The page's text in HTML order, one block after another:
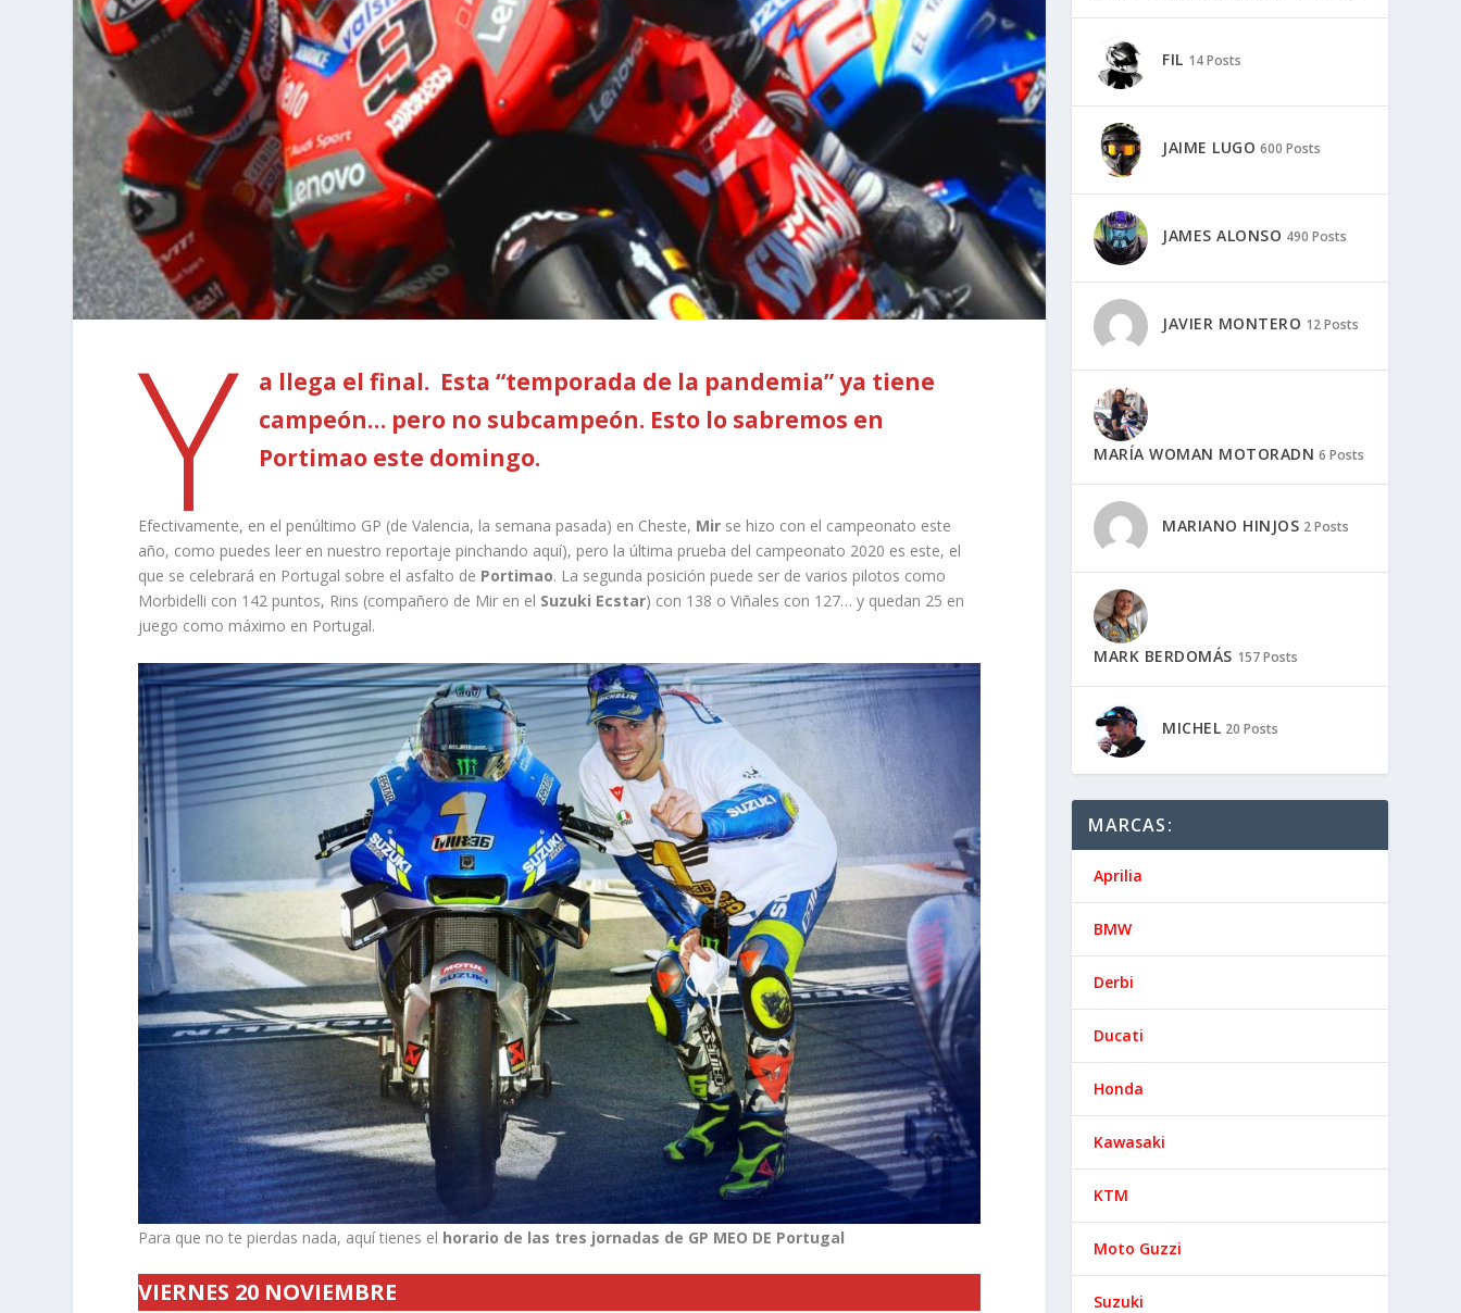
Y
a llega el final. Esta “temporada de la pandemia” ya tiene
campeón… pero no subcampeón. Esto lo sabremos en
Portimao este domingo.
Efectivamente, en el penúltimo GP (de Valencia, la semana pasada) en Cheste, Mir se hizo con el campeonato este
año, como puedes leer en nuestro reportaje pinchando aquí), pero la última prueba del campeonato 2020 es este, el
que se celebrará en Portugal sobre el asfalto de Portimao. La segunda posición puede ser de varios pilotos como
Morbidelli con 142 puntos, Rins (compañero de Mir en el Suzuki Ecstar) con 138 o Viñales con 127… y quedan 25 en
juego como máximo en Portugal.
Para que no te pierdas nada, aquí tienes el horario de las tres jornadas de GP MEO DE Portugal
VIERNES 20 NOVIEMBRE
FIL 14 Posts
JAIME LUGO 600 Posts
JAMES ALONSO 490 Posts
JAVIER MONTERO 12 Posts
MARÍA WOMAN MOTORADN 6 Posts
MARIANO HINJOS 2 Posts
MARK BERDOMÁS 157 Posts
MICHEL 20 Posts
MARCAS:
Aprilia
BMW
Derbi
Ducati
Honda
Kawasaki
KTM
Moto Guzzi
Suzuki